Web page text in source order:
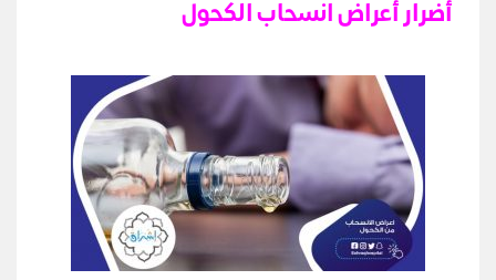
أضرار أعراض انسحاب الكحول